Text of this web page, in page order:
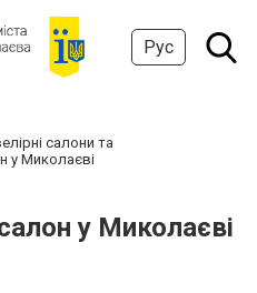
Рус
салони та
у Миколаєві
у Миколаєві